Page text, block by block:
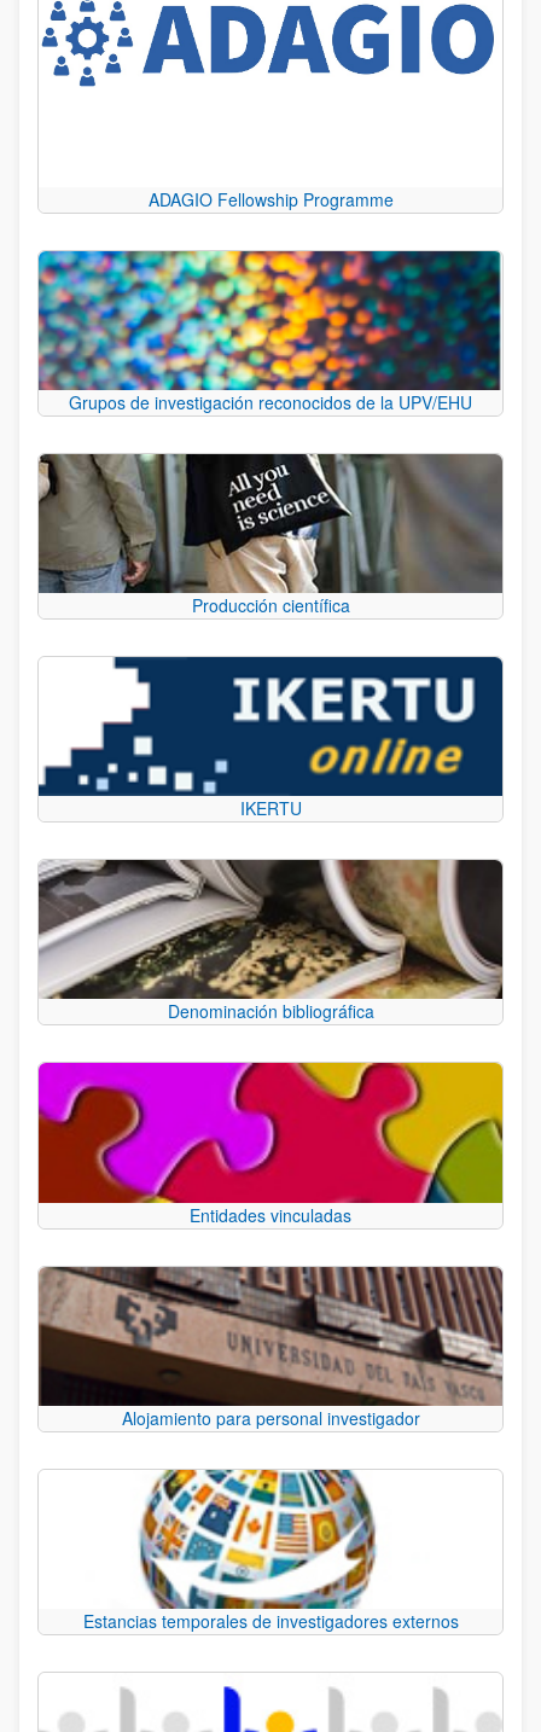
ADAGIO Fellowship Programme
Grupos de investigación reconocidos de la UPV/EHU
Producción científica
IKERTU
Denominación bibliográfica
Entidades vinculadas
Alojamiento para personal investigador
Estancias temporales de investigadores externos